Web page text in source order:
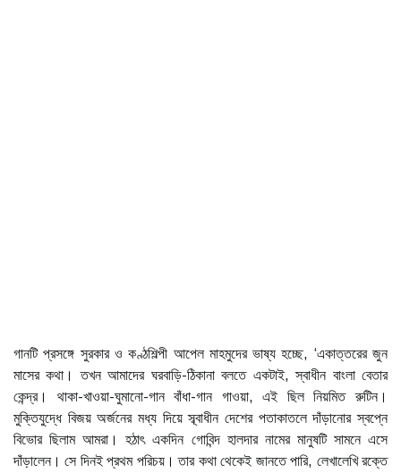
গানটি প্রসঙ্গে সুরকার ও কণ্ঠশিল্পী আপেল মাহমুদের ভাষ্য হচ্ছে, ‘একাত্তরের জুন
মাসের কথা। তখন আমাদের ঘরবাড়ি-ঠিকানা বলতে একটাই, স্বাধীন বাংলা বেতার
কেন্দ্র। থাকা-খাওয়া-ঘুমানো-গান বাঁধা-গান গাওয়া, এই ছিল নিয়মিত রুটিন।
মুক্তিযুদ্ধে বিজয় অর্জনের মধ্য দিয়ে স্ব্বাধীন দেশের পতাকাতলে দাঁড়ানোর স্বপ্নে
বিভোর ছিলাম আমরা। হঠাৎ একদিন গোবিন্দ হালদার নামের মানুষটি সামনে এসে
দাঁড়ালেন। সে দিনই প্রথম পরিচয়। তার কথা থেকেই জানতে পারি, লেখালেখি রক্তে